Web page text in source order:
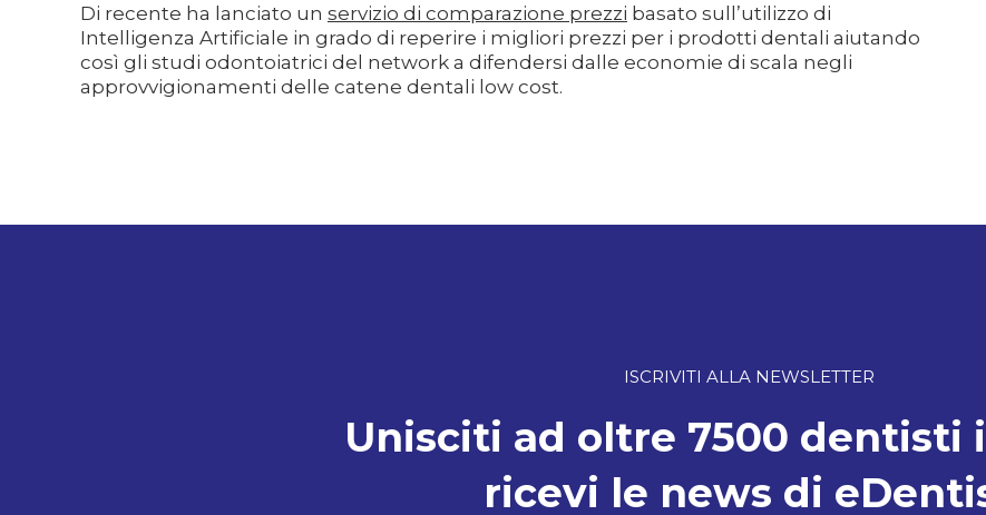
Di recente ha lanciato un servizio di comparazione prezzi basato sull’utilizzo di
Intelligenza Artificiale in grado di reperire i migliori prezzi per i prodotti dentali aiutando
così gli studi odontoiatrici del network a difendersi dalle economie di scala negli
approvvigionamenti delle catene dentali low cost.
ISCRIVITI ALLA NEWSLETTER
Unisciti ad oltre 7500 dentisti
ricevi le news di